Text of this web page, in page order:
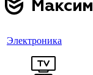
Электроника